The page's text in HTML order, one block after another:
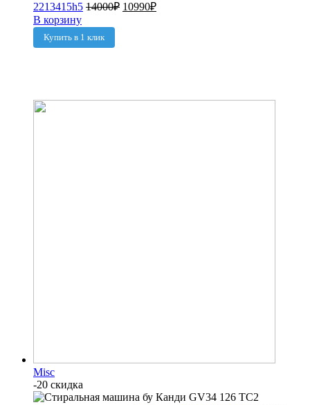
2213415h5 14000₽ 10990₽
В корзину
Купить в 1 клик
Misc
-20 скидка